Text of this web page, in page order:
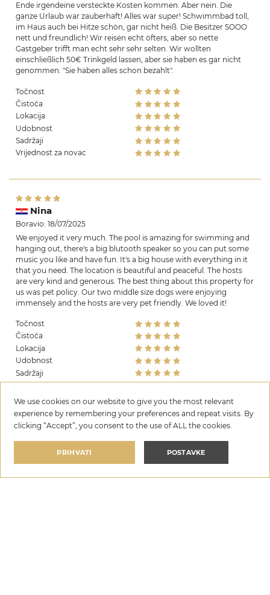
Ende irgendeine versteckte Kosten kommen. Aber nein. Die
ganze Urlaub war zauberhaft! Alles war super! Schwimmbad toll,
im Haus auch bei Hitze schön, gar nicht heiß. Die Besitzer SOOO
nett und freundlich! Wir reisen echt öfters, aber so nette
Gastgeber trifft man echt sehr sehr selten. Wir wollten
einschließlich 50€ Trinkgeld lassen, aber sie haben es gar nicht
genommen. "Sie haben alles schon bezahlt".
Točnost
Čistoća
Lokacija
Udobnost
Sadržaji
Vrijednost za novac
Nina
Boravio: 18/07/2025
We enjoyed it very much. The pool is amazing for swimming and
hanging out, there's a big blutooth speaker so you can put some
music you like and have fun. It's a big house with everything in it
that you need. The location is beautiful and peaceful. The hosts
are very kind and generous. The best thing about this property for
us was pet policy. Our two middle size dogs were enjoying
immensely and the hosts are very pet friendly. We loved it!
Točnost
Čistoća
Lokacija
Udobnost
Sadržaji
Vrijednost za novac
Rezerviraj
We use cookies on our website to give you the most relevant
experience by remembering your preferences and repeat visits. By
clicking “Accept”, you consent to the use of ALL the cookies.
PRIHVATI POSTAVKE